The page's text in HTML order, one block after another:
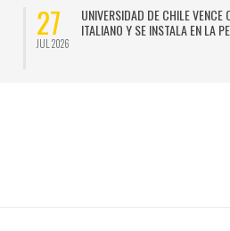
27
JUL 2026
UNIVERSIDAD DE CHILE VENCE
ITALIANO Y SE INSTALA EN LA